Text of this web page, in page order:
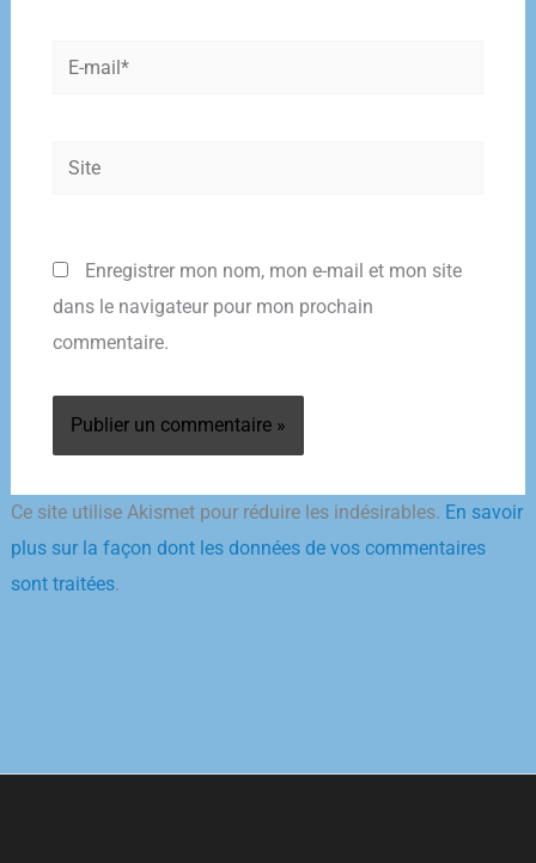
Site
Enregistrer mon nom, mon e-mail et mon site
dans le navigateur pour mon prochain
commentaire.
Ce site utilise Akismet pour réduire les indésirables. En savoir
plus sur la façon dont les données de vos commentaires
sont traitées.